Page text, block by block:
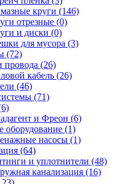
круги (146)
отрезные (0)
и диски (0)
для мусора (3)
(72)
провода (26)
кабель (26)
(46)
(71)
и Фреон (6)
оборудование (1)
насосы (1)
(64)
и уплотнители (48)
канализация (16)